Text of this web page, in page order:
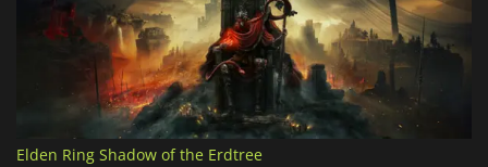
Elden Ring Shadow of the Erdtree